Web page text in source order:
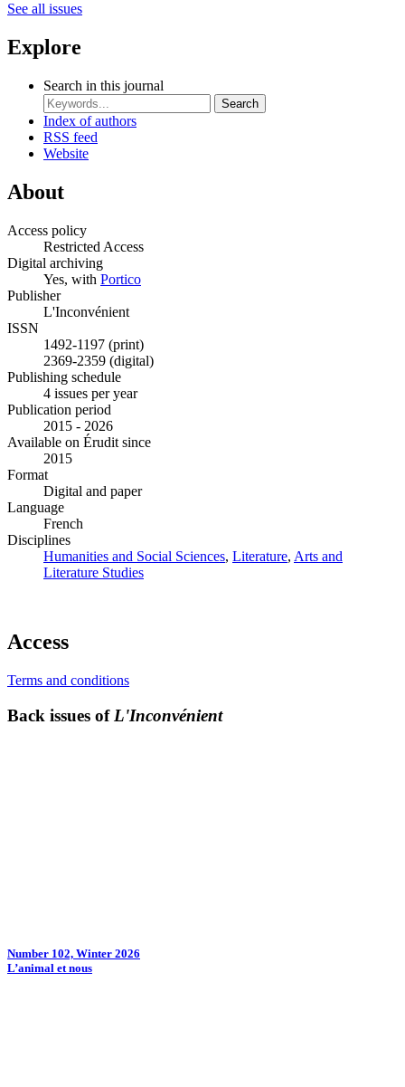
See all issues
Explore
Search in this journal
Search
Index of authors
RSS feed
Website
About
Access policy
Restricted Access
Digital archiving
Yes, with Portico
Publisher
L'Inconvénient
ISSN
1492-1197 (print)
2369-2359 (digital)
Publishing schedule
4 issues per year
Publication period
2015 - 2026
Available on Érudit since
2015
Format
Digital and paper
Language
French
Disciplines
Humanities and Social Sciences, Literature, Arts and
Literature Studies
Access
Terms and conditions
Back issues of L'Inconvénient
Number 102, Winter 2026
L’animal et nous